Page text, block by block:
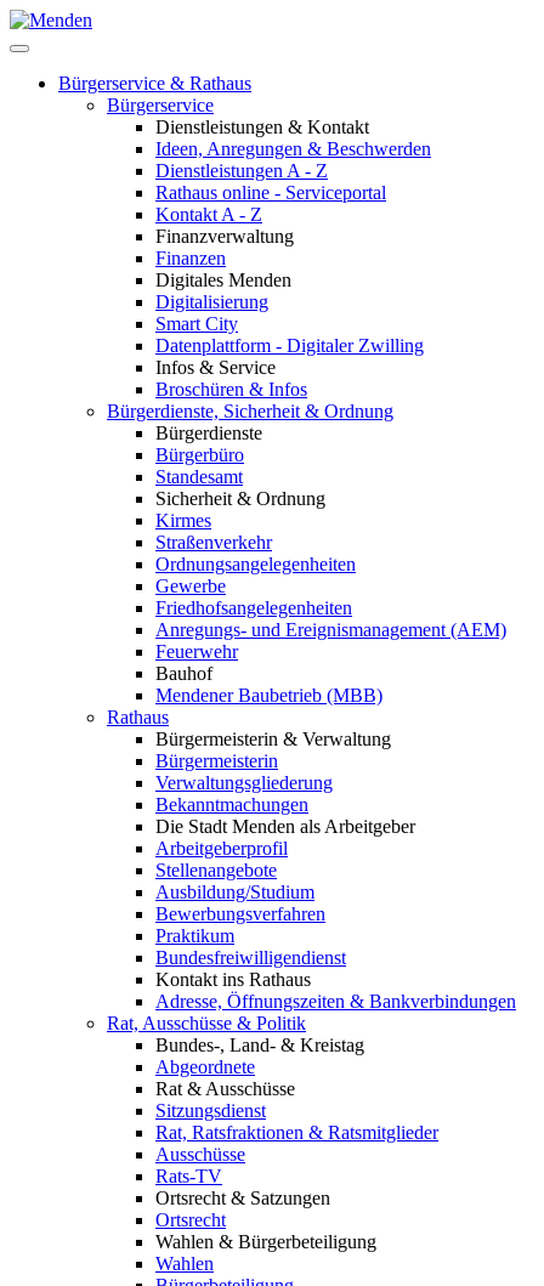
Bürgerservice & Rathaus
Bürgerservice
Dienstleistungen & Kontakt
Ideen, Anregungen & Beschwerden
Dienstleistungen A - Z
Rathaus online - Serviceportal
Kontakt A - Z
Finanzverwaltung
Finanzen
Digitales Menden
Digitalisierung
Smart City
Datenplattform - Digitaler Zwilling
Infos & Service
Broschüren & Infos
Bürgerdienste, Sicherheit & Ordnung
Bürgerdienste
Bürgerbüro
Standesamt
Sicherheit & Ordnung
Kirmes
Straßenverkehr
Ordnungsangelegenheiten
Gewerbe
Friedhofsangelegenheiten
Anregungs- und Ereignismanagement (AEM)
Feuerwehr
Bauhof
Mendener Baubetrieb (MBB)
Rathaus
Bürgermeisterin & Verwaltung
Bürgermeisterin
Verwaltungsgliederung
Bekanntmachungen
Die Stadt Menden als Arbeitgeber
Arbeitgeberprofil
Stellenangebote
Ausbildung/Studium
Bewerbungsverfahren
Praktikum
Bundesfreiwilligendienst
Kontakt ins Rathaus
Adresse, Öffnungszeiten & Bankverbindungen
Rat, Ausschüsse & Politik
Bundes-, Land- & Kreistag
Abgeordnete
Rat & Ausschüsse
Sitzungsdienst
Rat, Ratsfraktionen & Ratsmitglieder
Ausschüsse
Rats-TV
Ortsrecht & Satzungen
Ortsrecht
Wahlen & Bürgerbeteiligung
Wahlen